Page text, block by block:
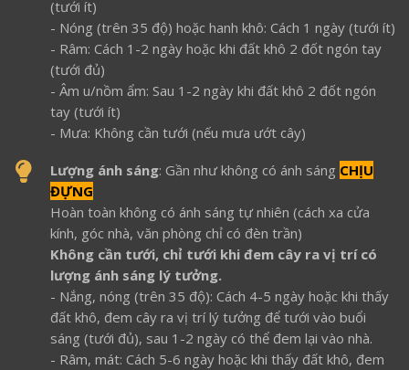
(tưới ít)
- Nóng (trên 35 độ) hoặc hanh khô: Cách 1 ngày (tưới ít)
- Râm: Cách 1-2 ngày hoặc khi đất khô 2 đốt ngón tay
(tưới đủ)
- Âm u/nồm ẩm: Sau 1-2 ngày khi đất khô 2 đốt ngón
tay (tưới ít)
- Mưa: Không cần tưới (nếu mưa ướt cây)
Lượng ánh sáng: Gần như không có ánh sáng CHỊU
ĐỰNG
Hoàn toàn không có ánh sáng tự nhiên (cách xa cửa
kính, góc nhà, văn phòng chỉ có đèn trần)
Không cần tưới, chỉ tưới khi đem cây ra vị trí có
lượng ánh sáng lý tưởng.
- Nắng, nóng (trên 35 độ): Cách 4-5 ngày hoặc khi thấy
đất khô, đem cây ra vị trí lý tưởng để tưới vào buổi
sáng (tưới đủ), sau 1-2 ngày có thể đem lại vào nhà.
- Râm, mát: Cách 5-6 ngày hoặc khi thấy đất khô, đem